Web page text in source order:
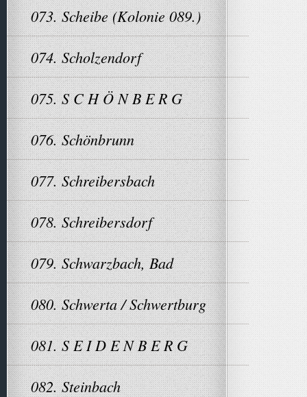
073. Scheibe (Kolonie 089.)
074. Scholzendorf
075. S C H Ö N B E R G
076. Schönbrunn
077. Schreibersbach
078. Schreibersdorf
079. Schwarzbach, Bad
080. Schwerta / Schwertburg
081. S E I D E N B E R G
082. Steinbach